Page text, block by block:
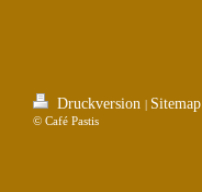
Druckversion | Sitemap
© Café Pastis